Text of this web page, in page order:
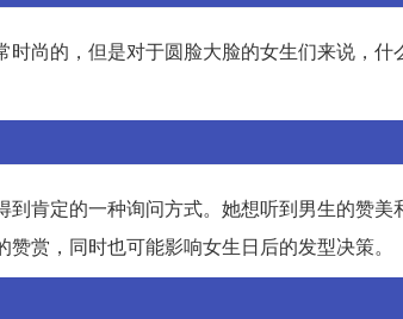
尚的，但是对于圆脸大脸的女生们来说，什
肯定的一种询问方式。她想听到男生的赞美
赏，同时也可能影响女生日后的发型决策。